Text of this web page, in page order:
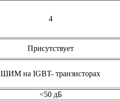
4
Присутствует
ШИМ на IGBT- транзисторах
<50 дБ